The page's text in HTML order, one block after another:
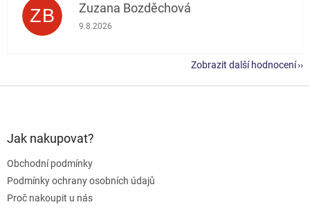
ZB Zuzana Bozděchová
Hodnocení obchodu je 5 z 5 hvězdiček.
9.8.2026
Zobrazit další hodnocení
Jak nakupovat?
Obchodní podmínky
Podmínky ochrany osobních údajů
Proč nakoupit u nás